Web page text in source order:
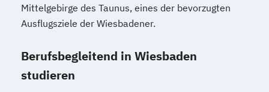
Geprüfte/r Industriemeister/in (IHK) –
Fachrichtung Metall
Geprüfte/r Kaufmännische/r Fachwirt/in -
Bachelor Professional für Kaufmännisches
Mittelgebirge des Taunus, eines der bevorzugten
Ausflugsziele der Wiesbadener.
Berufsbegleitend in Wiesbaden
studieren